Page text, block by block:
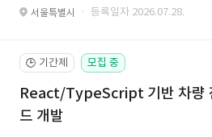
서울특별시 · 등록일자 2026.07.28.
🕒 기간제 모집 중
React/TypeScript 기반 차량
드 개발